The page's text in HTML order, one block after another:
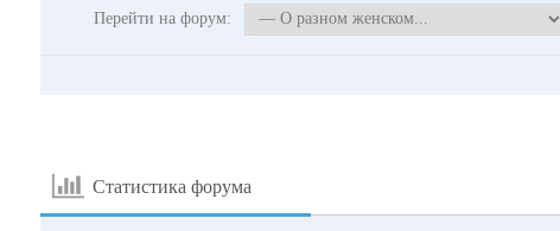
Перейти на форум:
Статистика форума